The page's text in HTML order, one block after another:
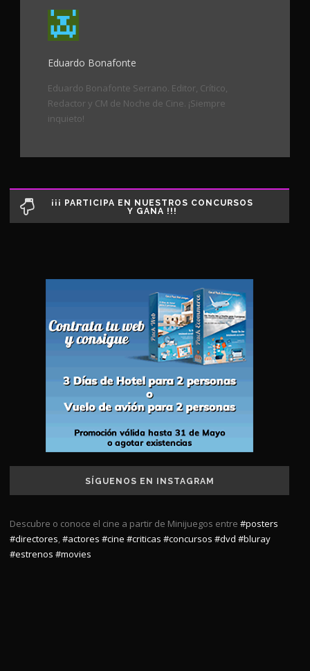
Eduardo Bonafonte
Eduardo Bonafonte Serrano. Editor, Crítico,
Redactor y CM de Noche de Cine. ¡Siempre
inquieto!
¡¡¡ PARTICIPA EN NUESTROS CONCURSOS
Y GANA !!!
SÍGUENOS EN INSTAGRAM
Descubre o conoce el cine a partir de Minijuegos entre #posters
#directores,#actores #cine #criticas #concursos #dvd #bluray
#estrenos #movies